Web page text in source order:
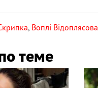
, Воплі Відоплясова
теме